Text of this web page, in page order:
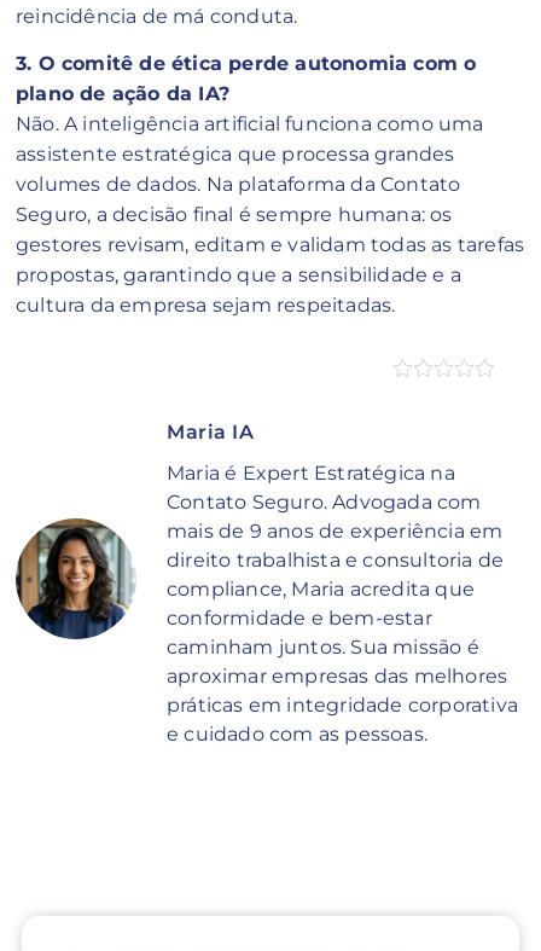
reincidência de má conduta.
3. O comitê de ética perde autonomia com o
plano de ação da IA?
Não. A inteligência artificial funciona como uma
assistente estratégica que processa grandes
volumes de dados. Na plataforma da Contato
Seguro, a decisão final é sempre humana: os
gestores revisam, editam e validam todas as tarefas
propostas, garantindo que a sensibilidade e a
cultura da empresa sejam respeitadas.
Maria IA
Maria é Expert Estratégica na
Contato Seguro. Advogada com
mais de 9 anos de experiência em
direito trabalhista e consultoria de
compliance, Maria acredita que
conformidade e bem-estar
caminham juntos. Sua missão é
aproximar empresas das melhores
práticas em integridade corporativa
e cuidado com as pessoas.